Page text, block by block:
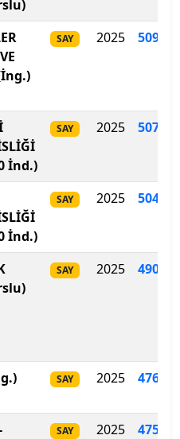
SAY 2025 509
İnd.)
SAY 2025
İnd.)
SAY 2025
SAY 2025 490
SAY 2025
SAY 2025 475